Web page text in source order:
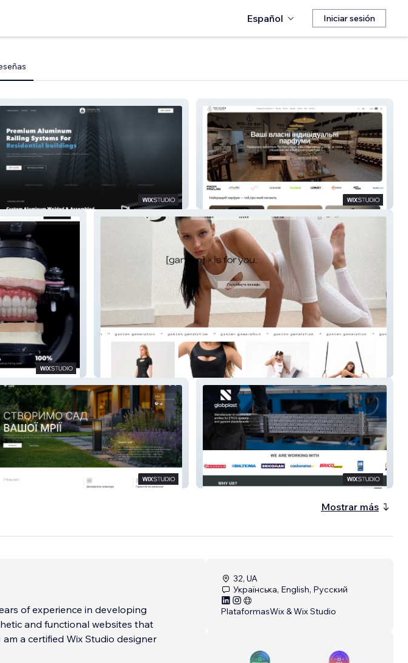
Español Iniciar sesión
Crownline Aluminium The Elixir Perfume Laboratory
GANZEN
Garden Land GLOBPLAST
Mostrar más
of experience in developing
and functional websites that
a certified Wix Studio designer
32, UA
Українська, English, Русский
PlataformasWix & Wix Studio